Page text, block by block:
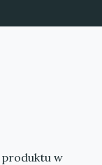
w